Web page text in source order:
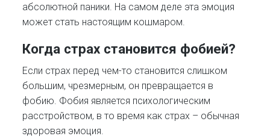
абсолютной паники. На самом деле эта эмоция
может стать настоящим кошмаром.
Когда страх становится фобией?
Если страх перед чем-то становится слишком
большим, чрезмерным, он превращается в
фобию. Фобия является психологическим
расстройством, в то время как страх – обычная
здоровая эмоция.